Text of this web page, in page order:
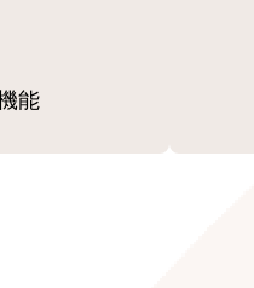
能